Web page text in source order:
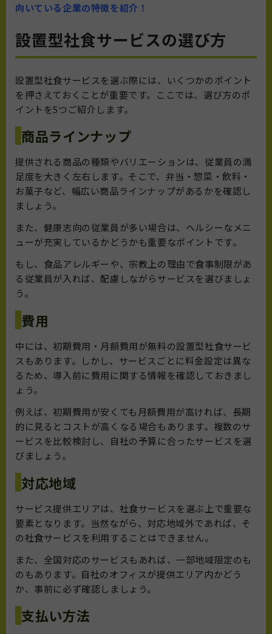
向いている企業の特徴を紹介！
設置型社食サービスの選び方
設置型社食サービスを選ぶ際には、いくつかのポイント
を押さえておくことが重要です。ここでは、選び方のポ
イントを5つご紹介します。
商品ラインナップ
提供される商品の種類やバリエーションは、従業員の満
足度を大きく左右します。そこで、弁当・惣菜・飲料・
お菓子など、幅広い商品ラインナップがあるかを確認し
ましょう。
また、健康志向の従業員が多い場合は、ヘルシーなメニ
ューが充実しているかどうかも重要なポイントです。
もし、食品アレルギーや、宗教上の理由で食事制限があ
る従業員が入れば、配慮しながらサービスを選びましょ
う。
費用
中には、初期費用・月額費用が無料の設置型社食サービ
スもあります。しかし、サービスごとに料金設定は異な
るため、導入前に費用に関する情報を確認しておきまし
ょう。
例えば、初期費用が安くても月額費用が高ければ、長期
的に見るとコストが高くなる場合もあります。複数のサ
ービスを比較検討し、自社の予算に合ったサービスを選
びましょう。
対応地域
サービス提供エリアは、社食サービスを選ぶ上で重要な
要素となります。当然ながら、対応地域外であれば、そ
の社食サービスを利用することはできません。
また、全国対応のサービスもあれば、一部地域限定のも
のもあります。自社のオフィスが提供エリア内かどう
か、事前に必ず確認しましょう。
支払い方法